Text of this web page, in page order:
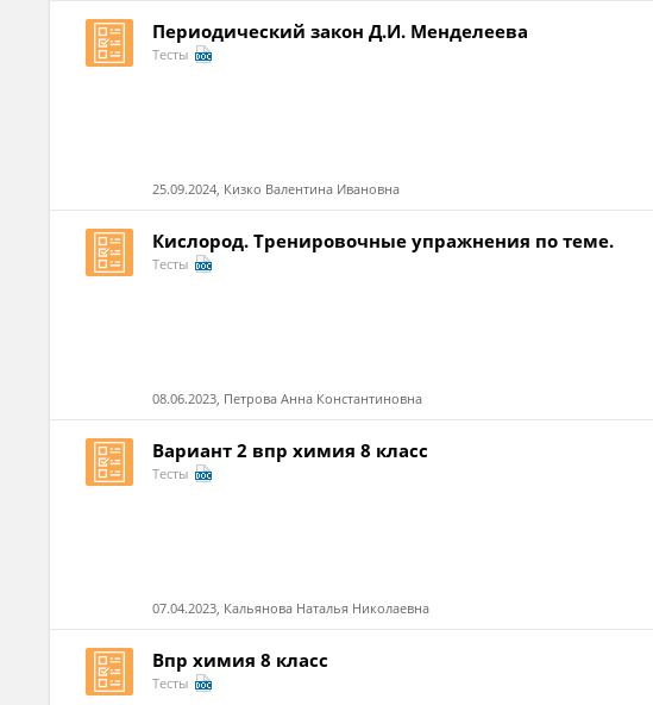
Периодический закон Д.И. Менделеева
Тесты
25.09.2024, Кизко Валентина Ивановна
Кислород. Тренировочные упражнения по теме.
Тесты
08.06.2023, Петрова Анна Константиновна
Вариант 2 впр химия 8 класс
Тесты
07.04.2023, Кальянова Наталья Николаевна
Впр химия 8 класс
Тесты